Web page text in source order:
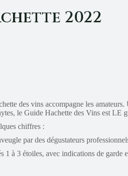
2022
des vins accompagne les
le Guide Hachette des Vins est
chiffres :
par des dégustateurs
1 à 3 étoiles, avec indications de garde